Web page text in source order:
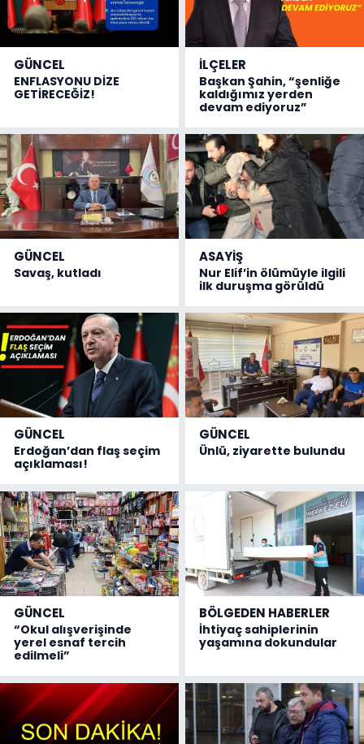
GÜNCEL
ENFLASYONU DİZE
GETİRECEĞİZ!
İLÇELER
Başkan Şahin, “şenliğe
kaldığımız yerden
devam ediyoruz”
GÜNCEL
Savaş, kutladı
ASAYİŞ
Nur Elif’in ölümüyle ilgili
ilk duruşma görüldü
GÜNCEL
Erdoğan’dan flaş seçim
açıklaması!
GÜNCEL
Ünlü, ziyarette bulundu
GÜNCEL
“Okul alışverişinde
yerel esnaf tercih
edilmeli”
BÖLGEDEN HABERLER
İhtiyaç sahiplerinin
yaşamına dokundular